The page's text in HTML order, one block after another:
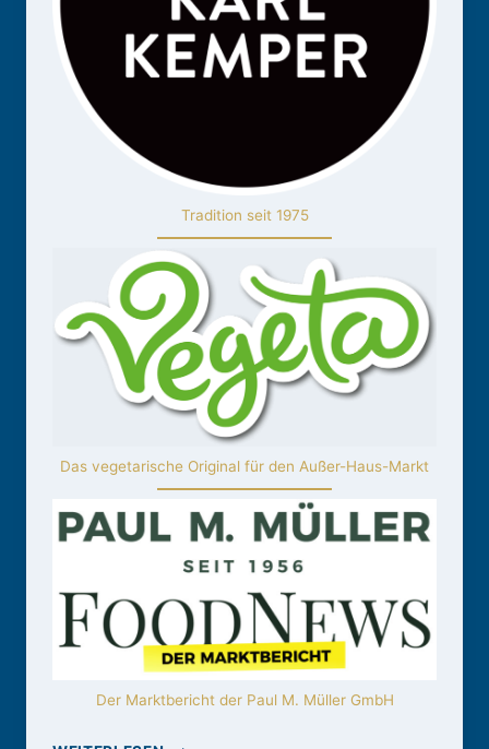
Tradition seit 1975
Das vegetarische Original für den Außer-Haus-Markt
Der Marktbericht der Paul M. Müller GmbH